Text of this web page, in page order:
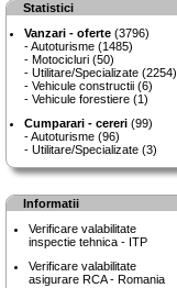
Statistici
Vanzari - oferte (3796)
Autoturisme (1485)
Motocicluri (50)
Utilitare/Specializate (2254)
Vehicule constructii (6)
Vehicule forestiere (1)
Cumparari - cereri (99)
Autoturisme (96)
Utilitare/Specializate (3)
Informatii
Verificare valabilitate
inspectie tehnica - ITP
Verificare valabilitate
asigurare RCA - Romania